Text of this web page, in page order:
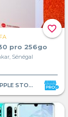
favorite_border
pro 256go
Sénégal
CMS APPLE STORE